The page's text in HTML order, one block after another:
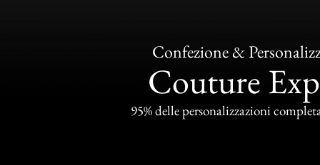
Confezione &
Couture
95% delle personalizzazioni